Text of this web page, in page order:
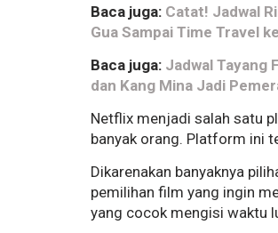
Baca juga: Catat! Jadwal
Gua Sampai Time Travel
Baca juga: Jadwal Tayang
dan Kang Mina Jadi
Netflix menjadi salah satu
banyak orang. Platform ini
Dikarenakan banyaknya
pemilihan film yang ingin
yang cocok mengisi waktu